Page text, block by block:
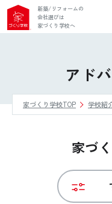
新築/リフォームの
会社選びは
家づくり学校へ
アド
家づくり学校TOP 学校紹
家づ